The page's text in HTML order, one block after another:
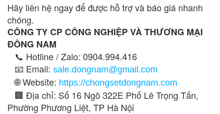
Hãy liên hệ ngay để được hỗ trợ và báo giá nhanh
chóng.
CÔNG TY CP CÔNG NGHIỆP VÀ THƯƠNG MẠI
ĐÔNG NAM
📞 Hotline / Zalo: 0904.994.416
📧 Email: sale.dongnam@gmail.com
🌐 Website: https://chongsetdongnam.com
🏢 Địa chỉ: Số 16 Ngõ 322E Phố Lê Trọng Tấn,
Phường Phương Liệt, TP Hà Nội